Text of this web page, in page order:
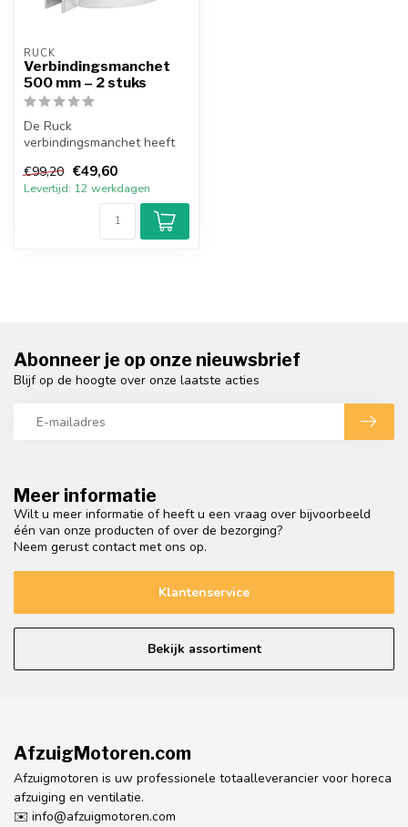
RUCK
Verbindingsmanchet
500 mm – 2 stuks
De Ruck
verbindingsmanchet heeft
afdichting en is gemaakt
van ...
€99,20 €49,60
Levertijd: 12 werkdagen
Meer informatie
Wilt u meer informatie of heeft u een vraag over bijvoorbeeld
één van onze producten of over de bezorging?
Neem gerust contact met ons op.
Klantenservice
Bekijk assortiment
Abonneer je op onze nieuwsbrief
Blijf op de hoogte over onze laatste acties
AfzuigMotoren.com
Afzuigmotoren is uw professionele totaalleverancier voor horeca
afzuiging en ventilatie.
✉️ info@afzuigmotoren.com